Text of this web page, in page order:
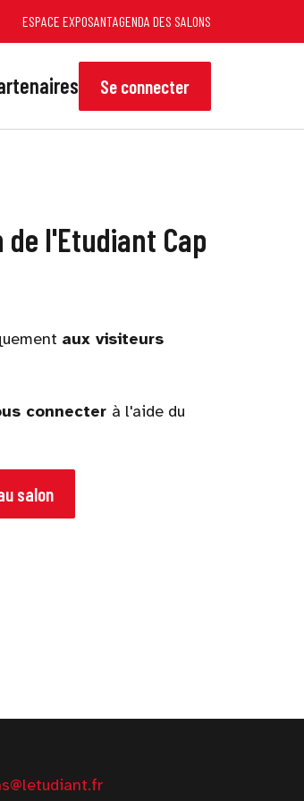
ESPACE EXPOSANTAGENDA DES SALONS
Se connecter
l'Etudiant Cap
aux visiteurs
connecter à l'aide du
salon